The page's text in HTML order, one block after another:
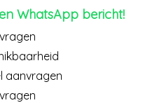
WhatsApp bericht!
aanvragen